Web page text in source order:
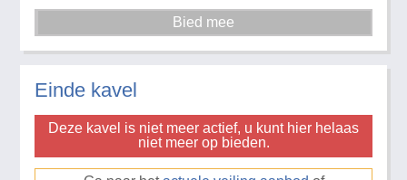
Einde kavel
Deze kavel is niet meer actief, u kunt hier helaas
niet meer op bieden.